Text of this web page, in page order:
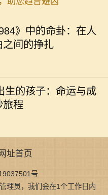
》中的命卦：在人
之间的挣扎
乔治·奥威尔所著的一部
度控制的社会中。在这个
人的自由被巨大的监控和
生的孩子：命运与成
旅程
于许多家庭而言，是一个
期待的年份。这一年出生
如其分地承载了新时代的
，我们不仅探讨这些孩子
网址首页
号
理员，我们会在1个工作日内